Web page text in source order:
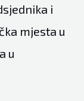
i
mjesta u
u